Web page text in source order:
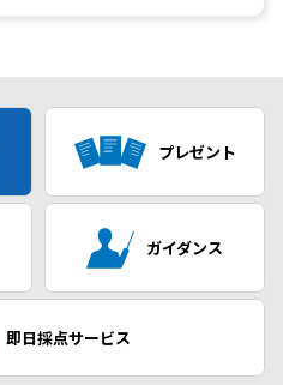
プレゼント
ガイダンス
即日採点サービス